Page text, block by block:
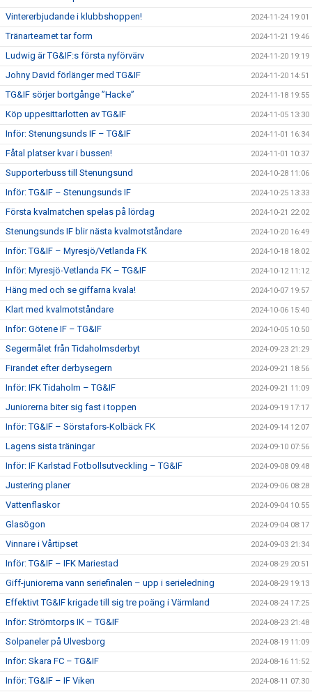
Vintererbjudande i klubbshoppen! 2024-11-24 19:01
Tränarteamet tar form 2024-11-21 19:46
Ludwig är TG&IF:s första nyförvärv 2024-11-20 19:19
Johny David förlänger med TG&IF 2024-11-20 14:51
TG&IF sörjer bortgånge ”Hacke” 2024-11-18 19:55
Köp uppesittarlotten av TG&IF 2024-11-05 13:30
Inför: Stenungsunds IF – TG&IF 2024-11-01 16:34
Fåtal platser kvar i bussen! 2024-11-01 10:37
Supporterbuss till Stenungsund 2024-10-28 11:06
Inför: TG&IF – Stenungsunds IF 2024-10-25 13:33
Första kvalmatchen spelas på lördag 2024-10-21 22:02
Stenungsunds IF blir nästa kvalmotståndare 2024-10-20 16:49
Inför: TG&IF – Myresjö/Vetlanda FK 2024-10-18 18:02
Inför: Myresjö-Vetlanda FK – TG&IF 2024-10-12 11:12
Häng med och se giffarna kvala! 2024-10-07 19:57
Klart med kvalmotståndare 2024-10-06 15:40
Inför: Götene IF – TG&IF 2024-10-05 10:50
Segermålet från Tidaholmsderbyt 2024-09-23 21:29
Firandet efter derbysegern 2024-09-21 18:56
Inför: IFK Tidaholm – TG&IF 2024-09-21 11:09
Juniorerna biter sig fast i toppen 2024-09-19 17:17
Inför: TG&IF – Sörstafors-Kolbäck FK 2024-09-14 12:07
Lagens sista träningar 2024-09-10 07:56
Inför: IF Karlstad Fotbollsutveckling – TG&IF 2024-09-08 09:48
Justering planer 2024-09-06 08:28
Vattenflaskor 2024-09-04 10:55
Glasögon 2024-09-04 08:17
Vinnare i Vårtipset 2024-09-03 21:34
Inför: TG&IF – IFK Mariestad 2024-08-29 20:51
Giff-juniorerna vann seriefinalen – upp i serieledning 2024-08-29 19:13
Effektivt TG&IF krigade till sig tre poäng i Värmland 2024-08-24 17:25
Inför: Strömtorps IK – TG&IF 2024-08-23 21:48
Solpaneler på Ulvesborg 2024-08-19 11:09
Inför: Skara FC – TG&IF 2024-08-16 11:52
Inför: TG&IF – IF Viken 2024-08-11 07:30